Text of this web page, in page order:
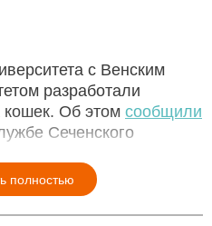
с Венским
разработали
кошек. Об этом сообщили
Сеченского
полностью